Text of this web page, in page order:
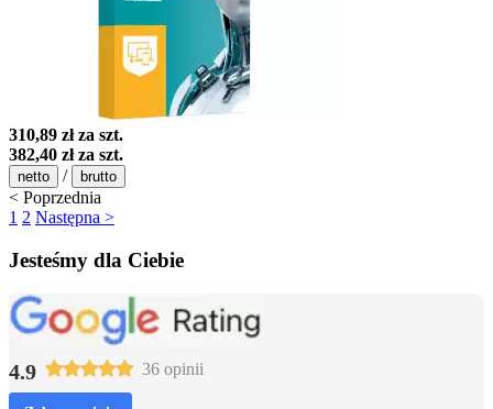
310,89 złza szt.
382,40 złza szt.
netto / brutto
< Poprzednia
1 2 Następna >
Jesteśmy dla Ciebie
4.9 36 opinii